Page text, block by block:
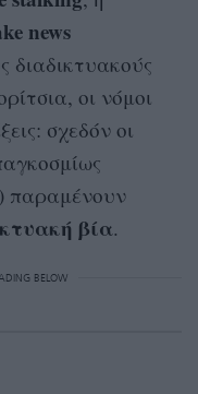
news
διαδικτυακούς
οι νόμοι
σχεδόν οι
παραμένουν
βία.
BELOW